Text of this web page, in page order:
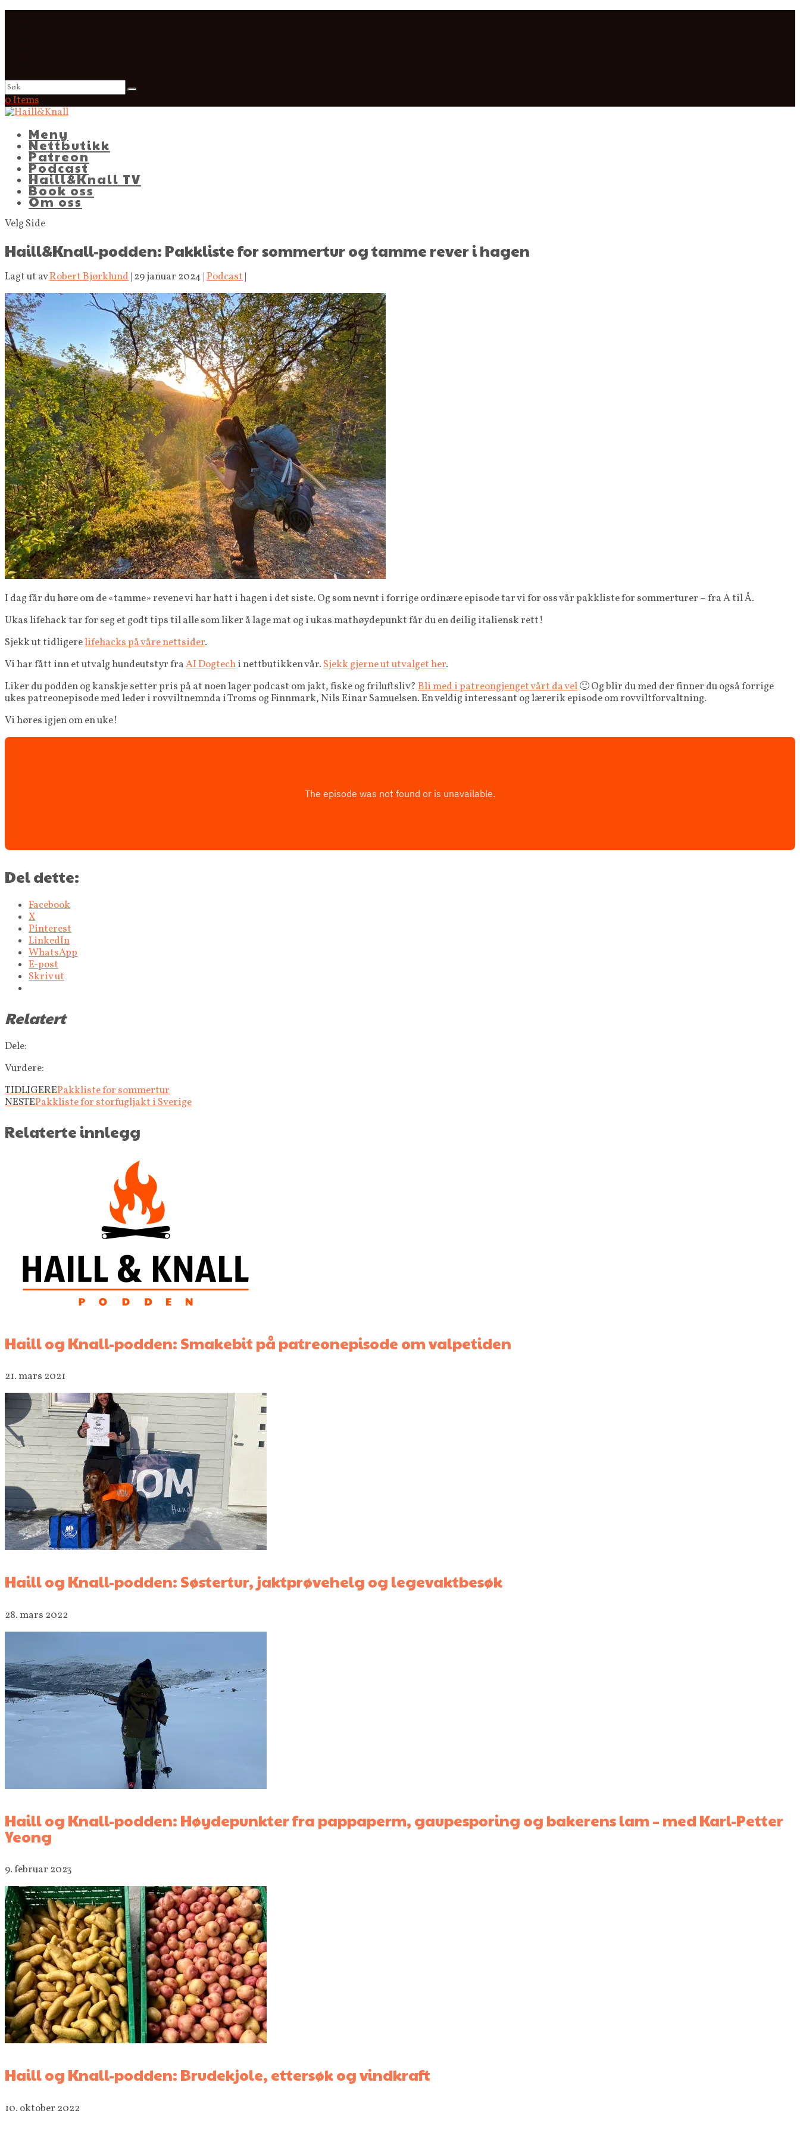
0 Items
Meny
Nettbutikk
Patreon
Podcast
Haill&Knall TV
Book oss
Om oss
Velg Side
Haill&Knall-podden: Pakkliste for sommertur og tamme rever i hagen
Lagt ut avRobert Bjørklund | 29 januar 2024 |Podcast |
I dag får du høre om de «tamme» revene vi har hatt i hagen i det siste. Og som nevnt i forrige ordinære episode tar vi for oss vår pakkliste for sommerturer – fra A til Å.
Ukas lifehack tar for seg et godt tips til alle som liker å lage mat og i ukas mathøydepunkt får du en deilig italiensk rett!
Sjekk ut tidligerelifehacks på våre nettsider.
Vi har fått inn et utvalg hundeutstyr fraAI Dogtechi nettbutikken vår. Sjekk gjerne ut utvalget her.
Liker du podden og kanskje setter pris på at noen lager podcast om jakt, fiske og friluftsliv? Bli med i patreongjenget vårt da vel🙂 Og blir du med der finner du også forrige
ukes patreonepisode med leder i rovviltnemnda i Troms og Finnmark, Nils Einar Samuelsen. En veldig interessant og lærerik episode om rovviltforvaltning.
Vi høres igjen om en uke!
Del dette:
Facebook
X
Pinterest
LinkedIn
WhatsApp
E-post
Skriv ut
Relatert
Dele:
Vurdere:
TIDLIGEREPakkliste for sommertur
NESTEPakkliste for storfugljakt i Sverige
Relaterte innlegg
Haill og Knall-podden: Smakebit på patreonepisode om valpetiden
21. mars 2021
Haill og Knall-podden: Søstertur, jaktprøvehelg og legevaktbesøk
28. mars 2022
Haill og Knall-podden: Høydepunkter fra pappaperm, gaupesporing og bakerens lam – med Karl-Petter
Yeong
9. februar 2023
Haill og Knall-podden: Brudekjole, ettersøk og vindkraft
10. oktober 2022